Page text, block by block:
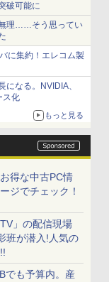
破可能に
理……そう思ってい
に集約！エレコム製
になる。NVIDIA、
ス化
もっと見る
得な中古PC情
ジでチェック！
TV」の配信現場
班が潜入!人気の
でも予算内。産